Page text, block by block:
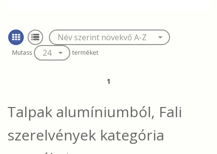
Mutass terméket
1
Talpak alumíniumból, Fali
szerelvények kategória